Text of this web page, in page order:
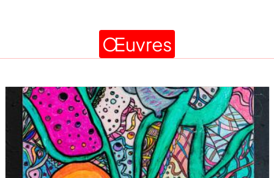
Œuvres